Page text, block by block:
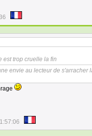
est trop cruelle la fin
envie au lecteur de s'arracher